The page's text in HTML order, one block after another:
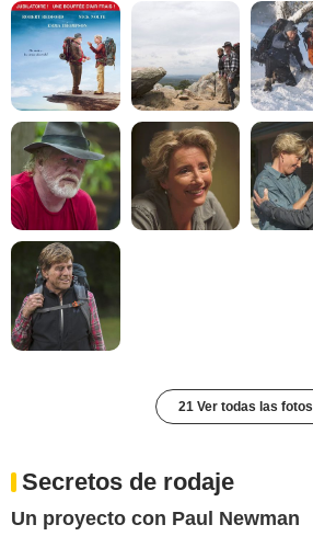
21 Ver todas las fotos
Secretos de rodaje
Un proyecto con Paul Newman